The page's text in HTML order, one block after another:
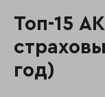
Топ-15
год)